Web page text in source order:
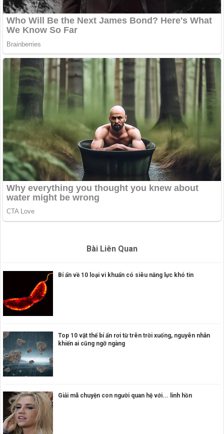
Bài Liên Quan
Bí ẩn về 10 loại vi khuẩn có siêu năng lực khó tin
Top 10 vật thể bí ẩn rơi từ trên trời xuống, nguyên nhân
khiến ai cũng ngỡ ngàng
Giải mã chuyện con người quan hệ với... linh hồn